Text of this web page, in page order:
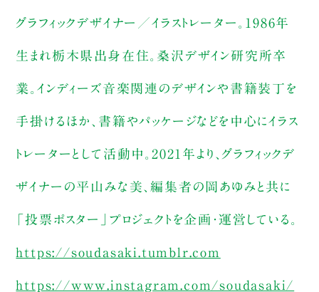
グラフィックデザイナー／イラストレーター。1986年
生まれ栃木県出身在住。桑沢デザイン研究所卒
業。インディーズ音楽関連のデザインや書籍装丁を
手掛けるほか、書籍やパッケージなどを中心にイラス
トレーターとして活動中。2021年より、グラフィックデ
ザイナーの平山みな美、編集者の岡あゆみと共に
「投票ポスター」プロジェクトを企画・運営している。
https://soudasaki.tumblr.com
https://www.instagram.com/soudasaki/